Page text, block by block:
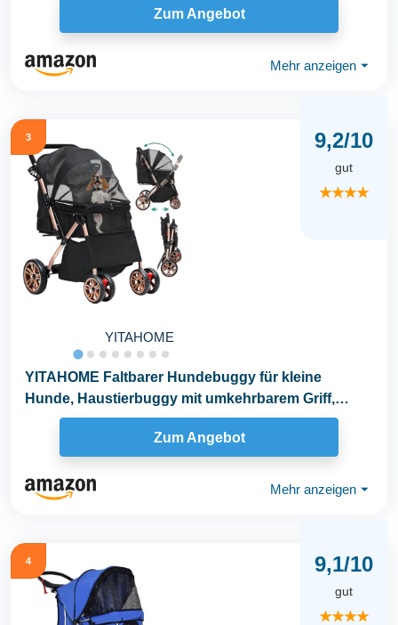
Zum Angebot
Mehr anzeigen ⏷
3
YITAHOME
9,2/10
gut
★★★★
YITAHOME Faltbarer Hundebuggy für kleine
Hunde, Haustierbuggy mit umkehrbarem Griff,
Netzfenstern...
Zum Angebot
Mehr anzeigen ⏷
4 9,1/10
gut
★★★★